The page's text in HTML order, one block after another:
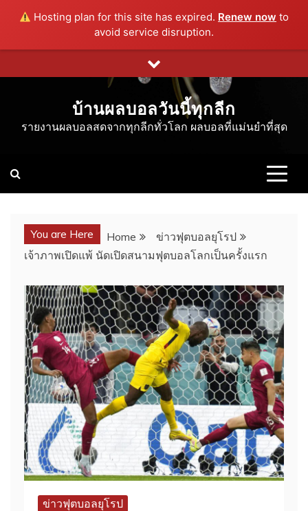
Hosting plan for this site has expired. Renew now to
avoid service disruption.
to
บ้านผลบอลวันนี้ทุกลีก
รายงานผลบอลสดจากทุกลีกทั่วโลก ผลบอลที่แม่นยำที่สุด
You are Here Home
ข่าวฟุตบอลยุโรป
เจ้าภาพเปิดแพ้ นัดเปิดสนามฟุตบอลโลกเป็นครั้งแรก
ข่าวฟุตบอลยุโรป